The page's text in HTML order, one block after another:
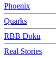
Phoenix
Quarks
RBB Doku
Real Stories